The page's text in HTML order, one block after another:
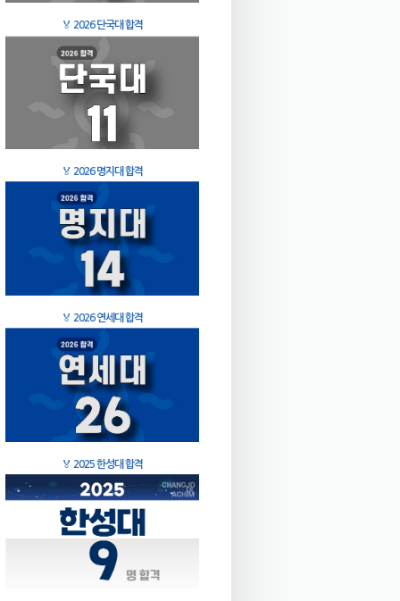
🏅 2026 단국대 합격
🏅 2026 명지대 합격
🏅 2026 연세대 합격
🏅 2025 한성대 합격